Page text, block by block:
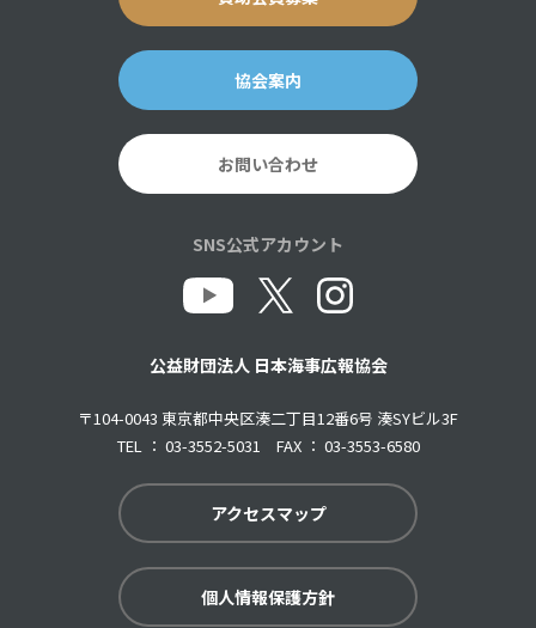
協会案内
お問い合わせ
SNS公式アカウント
公益財団法人 日本海事広報協会
〒104-0043 東京都中央区湊二丁目12番6号 湊SYビル3F
TEL ： 03-3552-5031 FAX ： 03-3553-6580
アクセスマップ
個人情報保護方針